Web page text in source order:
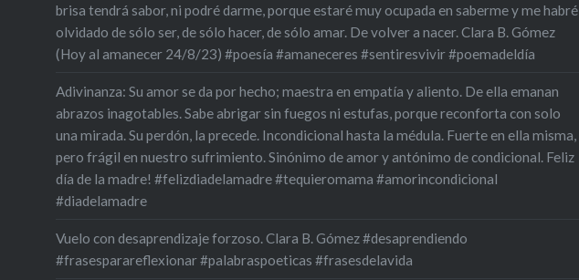
brisa tendrá sabor, ni podré darme, porque estaré muy ocupada en saberme y me habré
olvidado de sólo ser, de sólo hacer, de sólo amar. De volver a nacer. Clara B. Gómez
(Hoy al amanecer 24/8/23) #poesía #amaneceres #sentiresvivir #poemadeldía
Adivinanza: Su amor se da por hecho; maestra en empatía y aliento. De ella emanan
abrazos inagotables. Sabe abrigar sin fuegos ni estufas, porque reconforta con solo
una mirada. Su perdón, la precede. Incondicional hasta la médula. Fuerte en ella misma,
pero frágil en nuestro sufrimiento. Sinónimo de amor y antónimo de condicional. Feliz
día de la madre! #felizdiadelamadre #tequieromama #amorincondicional
#diadelamadre
Vuelo con desaprendizaje forzoso. Clara B. Gómez #desaprendiendo
#frasesparareflexionar #palabraspoeticas #frasesdelavida